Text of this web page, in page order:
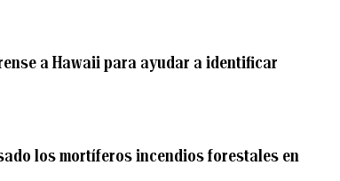
a Hawaii para ayudar a identificar
los mortíferos incendios forestales en